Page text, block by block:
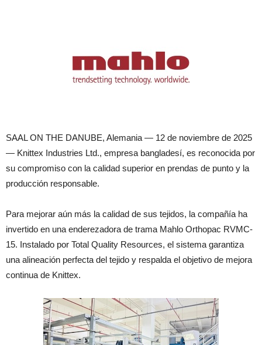
SAAL ON THE DANUBE, Alemania — 12 de noviembre de 2025
— Knittex Industries Ltd., empresa bangladesí, es reconocida por
su compromiso con la calidad superior en prendas de punto y la
producción responsable.
Para mejorar aún más la calidad de sus tejidos, la compañía ha
invertido en una enderezadora de trama Mahlo Orthopac RVMC-
15. Instalado por Total Quality Resources, el sistema garantiza
una alineación perfecta del tejido y respalda el objetivo de mejora
continua de Knittex.